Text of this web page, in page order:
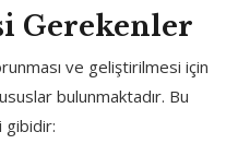
Gerekenler
ve geliştirilmesi için
bulunmaktadır. Bu
gibidir: